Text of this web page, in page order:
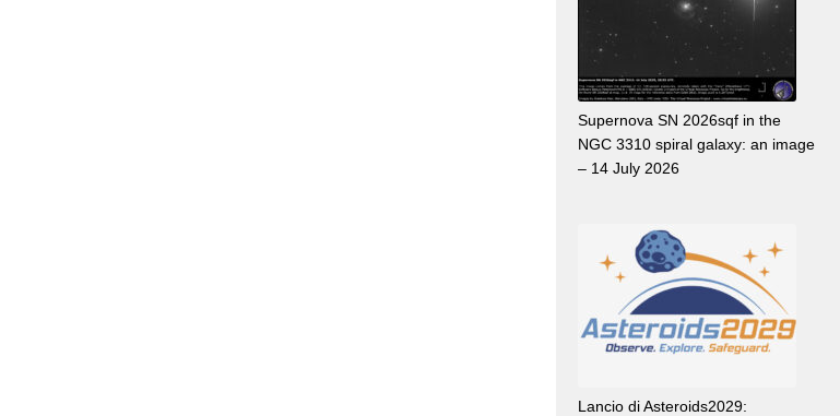
Supernova SN 2026sqf in the
NGC 3310 spiral galaxy: an image
– 14 July 2026
Lancio di Asteroids2029: